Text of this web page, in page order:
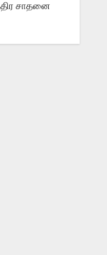
சாதனை